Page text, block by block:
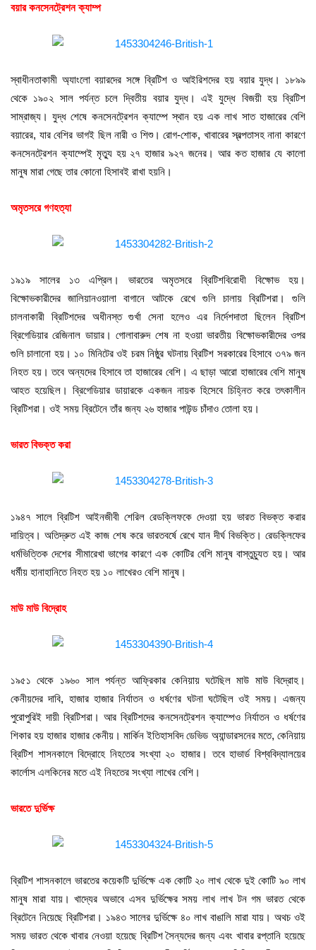
বয়ার কনসেনট্রেশন ক্যাম্প
স্বাধীনতাকামী অ্যাংলো বয়ারদের সঙ্গে ব্রিটিশ ও আইরিশদের হয় বয়ার যুদ্ধ। ১৮৯৯
থেকে ১৯০২ সাল পর্যন্ত চলে দ্বিতীয় বয়ার যুদ্ধ। এই যুদ্ধে বিজয়ী হয় ব্রিটিশ
সাম্রাজ্য। যুদ্ধ শেষে কনসেনট্রেশন ক্যাম্পে স্থান হয় এক লাখ সাত হাজারের বেশি
বয়ারের, যার বেশির ভাগই ছিল নারী ও শিশু। রোগ-শোক, খাবারের স্বল্পতাসহ নানা কারণে
কনসেনট্রেশন ক্যাম্পেই মৃত্যু হয় ২৭ হাজার ৯২৭ জনের। আর কত হাজার যে কালো
মানুষ মারা গেছে তার কোনো হিসাবই রাখা হয়নি।
অমৃতসরে গণহত্যা
১৯১৯ সালের ১৩ এপ্রিল। ভারতের অমৃতসরে ব্রিটিশবিরোধী বিক্ষোভ হয়।
বিক্ষোভকারীদের জালিয়ানওয়ালা বাগানে আটকে রেখে গুলি চালায় ব্রিটিশরা। গুলি
চালনাকারী ব্রিটিশদের অধীনস্ত গুর্খা সেনা হলেও এর নির্দেশদাতা ছিলেন ব্রিটিশ
ব্রিগেডিয়ার রেজিনাল ডায়ার। গোলাবারুদ শেষ না হওয়া ভারতীয় বিক্ষোভকারীদের ওপর
গুলি চালানো হয়। ১০ মিনিটের ওই চরম নিষ্ঠুর ঘটনায় ব্রিটিশ সরকারের হিসাবে ৩৭৯ জন
নিহত হয়। তবে অন্যদের হিসাবে তা হাজারের বেশি। এ ছাড়া আরো হাজারের বেশি মানুষ
আহত হয়েছিল। ব্রিগেডিয়ার ডায়ারকে একজন নায়ক হিসেবে চিহ্নিত করে তৎকালীন
ব্রিটিশরা। ওই সময় ব্রিটেনে তাঁর জন্য ২৬ হাজার পাউন্ড চাঁদাও তোলা হয়।
ভারত বিভক্ত করা
১৯৪৭ সালে ব্রিটিশ আইনজীবী শেরিল রেডক্লিফকে দেওয়া হয় ভারত বিভক্ত করার
দায়িত্ব। অতিদ্রুত এই কাজ শেষ করে ভারতবর্ষে রেখে যান দীর্ঘ বিভক্তি। রেডক্লিফের
ধর্মভিত্তিক দেশের সীমারেখা ভাগের কারণে এক কোটির বেশি মানুষ বাস্তুচ্যুত হয়। আর
ধর্মীয় হানাহানিতে নিহত হয় ১০ লাখেরও বেশি মানুষ।
মাউ মাউ বিদ্রোহ
১৯৫১ থেকে ১৯৬০ সাল পর্যন্ত আফ্রিকার কেনিয়ায় ঘটেছিল মাউ মাউ বিদ্রোহ।
কেনীয়দের দাবি, হাজার হাজার নির্যাতন ও ধর্ষণের ঘটনা ঘটেছিল ওই সময়। এজন্য
পুরোপুরিই দায়ী ব্রিটিশরা। আর ব্রিটিশদের কনসেনট্রেশন ক্যাম্পেও নির্যাতন ও ধর্ষণের
শিকার হয় হাজার হাজার কেনীয়। মার্কিন ইতিহাসবিদ ডেভিড অ্যান্ডারসনের মতে, কেনিয়ায়
ব্রিটিশ শাসনকালে বিদ্রোহে নিহতের সংখ্যা ২০ হাজার। তবে হাভার্ড বিশ্ববিদ্যালয়ের
কার্লোস এলকিনের মতে এই নিহতের সংখ্যা লাখের বেশি।
ভারতে দুর্ভিক্ষ
ব্রিটিশ শাসনকালে ভারতের কয়েকটি দুর্ভিক্ষে এক কোটি ২০ লাখ থেকে দুই কোটি ৯০ লাখ
মানুষ মারা যায়। খাদ্যের অভাবে এসব দুর্ভিক্ষের সময় লাখ লাখ টন গম ভারত থেকে
ব্রিটেনে নিয়েছে ব্রিটিশরা। ১৯৪৩ সালের দুর্ভিক্ষে ৪০ লাখ বাঙালি মারা যায়। অথচ ওই
সময় ভারত থেকে খাবার নেওয়া হয়েছে ব্রিটিশ সৈন্যদের জন্য এবং খাবার রপ্তানি হয়েছে